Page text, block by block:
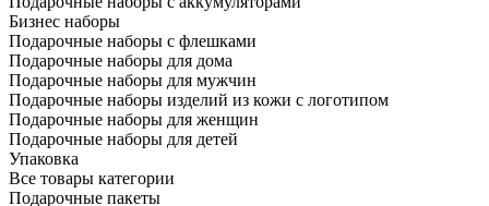
Бизнес наборы
Подарочные наборы с флешками
Подарочные наборы для дома
Подарочные наборы для мужчин
Подарочные наборы изделий из кожи с логотипом
Подарочные наборы для женщин
Подарочные наборы для детей
Упаковка
Все товары категории
Подарочные пакеты